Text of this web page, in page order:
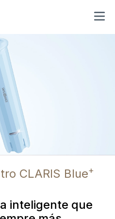
MENU
CLARIS Blue+
inteligente que